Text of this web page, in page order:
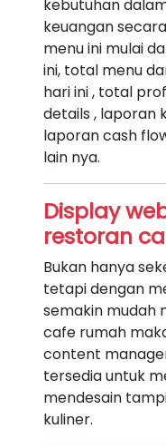
kebutuhan
keuangan
menu ini mulai
ini, total menu
hari ini , total
details , laporan
laporan cash
lain nya.
Display
restoran
Bukan hanya
tetapi dengan
semakin mudah
cafe rumah
content
tersedia untuk
mendesain
kuliner.